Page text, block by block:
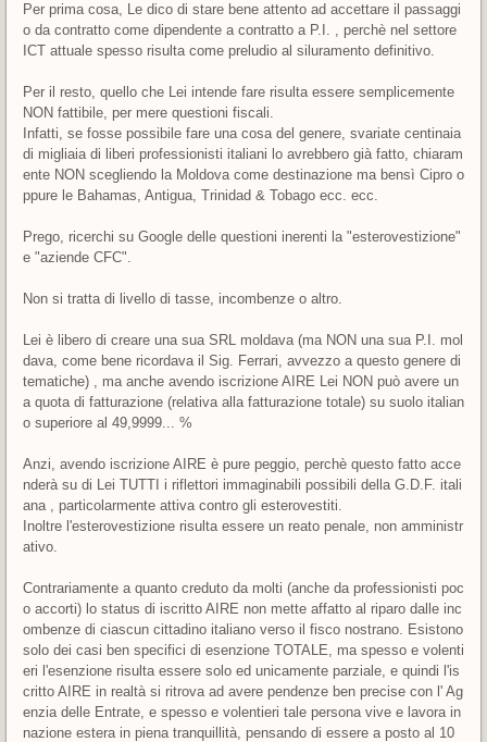
Per prima cosa, Le dico di stare bene attento ad accettare il passaggi
o da contratto come dipendente a contratto a P.I. , perchè nel settore
ICT attuale spesso risulta come preludio al siluramento definitivo.
Per il resto, quello che Lei intende fare risulta essere semplicemente
NON fattibile, per mere questioni fiscali.
Infatti, se fosse possibile fare una cosa del genere, svariate centinaia
di migliaia di liberi professionisti italiani lo avrebbero già fatto, chiaram
ente NON scegliendo la Moldova come destinazione ma bensì Cipro o
ppure le Bahamas, Antigua, Trinidad & Tobago ecc. ecc.
Prego, ricerchi su Google delle questioni inerenti la "esterovestizione"
e "aziende CFC".
Non si tratta di livello di tasse, incombenze o altro.
Lei è libero di creare una sua SRL moldava (ma NON una sua P.I. mol
dava, come bene ricordava il Sig. Ferrari, avvezzo a questo genere di
tematiche) , ma anche avendo iscrizione AIRE Lei NON può avere un
a quota di fatturazione (relativa alla fatturazione totale) su suolo italian
o superiore al 49,9999... %
Anzi, avendo iscrizione AIRE è pure peggio, perchè questo fatto acce
nderà su di Lei TUTTI i riflettori immaginabili possibili della G.D.F. itali
ana , particolarmente attiva contro gli esterovestiti.
Inoltre l'esterovestizione risulta essere un reato penale, non amministr
ativo.
Contrariamente a quanto creduto da molti (anche da professionisti poc
o accorti) lo status di iscritto AIRE non mette affatto al riparo dalle inc
ombenze di ciascun cittadino italiano verso il fisco nostrano. Esistono
solo dei casi ben specifici di esenzione TOTALE, ma spesso e volenti
eri l'esenzione risulta essere solo ed unicamente parziale, e quindi l'is
critto AIRE in realtà si ritrova ad avere pendenze ben precise con l' Ag
enzia delle Entrate, e spesso e volentieri tale persona vive e lavora in
nazione estera in piena tranquillità, pensando di essere a posto al 10